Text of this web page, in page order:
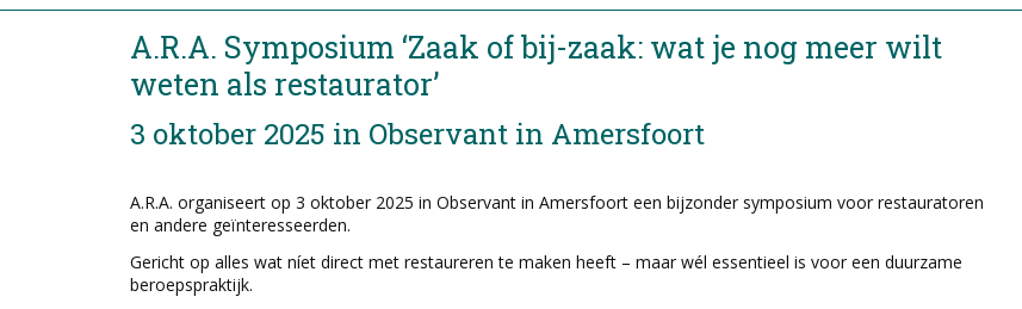
A.R.A. Symposium ‘Zaak of bij-zaak: wat je nog meer wilt
weten als restaurator’
3 oktober 2025 in Observant in Amersfoort
A.R.A. organiseert op 3 oktober 2025 in Observant in Amersfoort een bijzonder symposium voor restauratoren
en andere geïnteresseerden.
Gericht op alles wat níet direct met restaureren te maken heeft – maar wél essentieel is voor een duurzame
beroepspraktijk.